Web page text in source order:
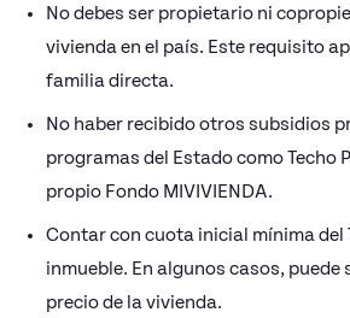
No debes ser propietario ni
vivienda en el país. Este requisito
familia directa.
No haber recibido otros subsidios
programas del Estado como Techo
propio Fondo MIVIVIENDA.
Contar con cuota inicial mínima del
inmueble. En algunos casos, puede
precio de la vivienda.